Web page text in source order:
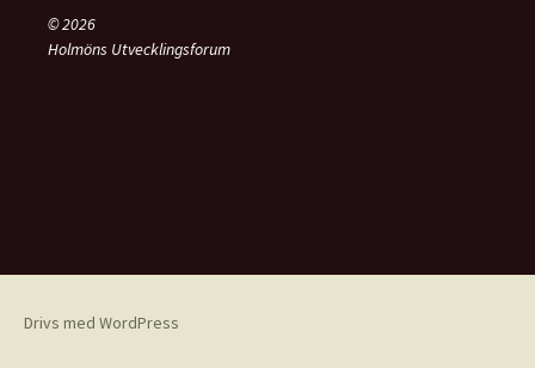
© 2026
Holmöns Utvecklingsforum
Drivs med WordPress